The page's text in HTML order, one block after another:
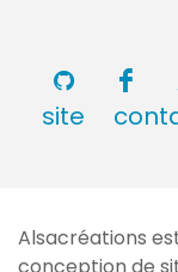
site
Alsacréations